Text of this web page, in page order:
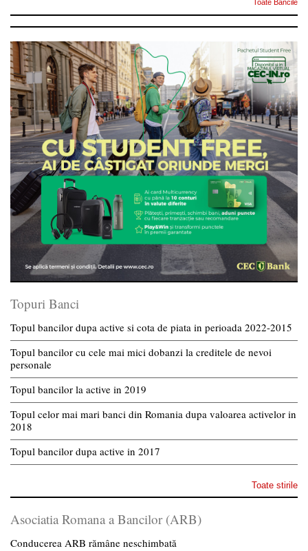
Toate Bancile
Topuri Banci
Topul bancilor dupa active si cota de piata in perioada 2022-2015
Topul bancilor cu cele mai mici dobanzi la creditele de nevoi
personale
Topul bancilor la active in 2019
Topul celor mai mari banci din Romania dupa valoarea activelor in
2018
Topul bancilor dupa active in 2017
Toate stirile
Asociatia Romana a Bancilor (ARB)
Conducerea ARB rămâne neschimbată